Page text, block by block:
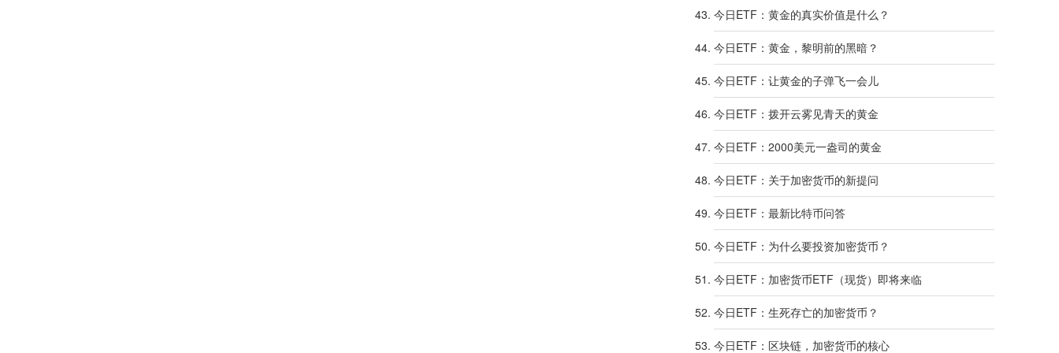
今日ETF：黄金的真实价值是什么？
今日ETF：黄金，黎明前的黑暗？
今日ETF：让黄金的子弹飞一会儿
今日ETF：拨开云雾见青天的黄金
今日ETF：2000美元一盎司的黄金
今日ETF：关于加密货币的新提问
今日ETF：最新比特币问答
今日ETF：为什么要投资加密货币？
今日ETF：加密货币ETF（现货）即将来临
今日ETF：生死存亡的加密货币？
今日ETF：区块链，加密货币的核心